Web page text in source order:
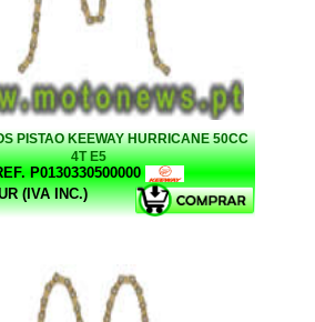
PISTAO KEEWAY HURRICANE 50CC
4T E5
P0130330500000
(IVA INC.)